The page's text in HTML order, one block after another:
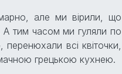
але ми вірили, що
А тим часом ми гуляли по
всі квіточки,
грецькою кухнею.